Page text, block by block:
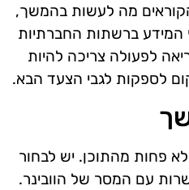
מה לעשות בהמשך,
המידע ברשתות החברתיות
לפעולה צריכה להיות
לספקות לגבי הצעד הבא.
פחות מהתוכן. יש לבחור
עם המסר של הוובינר.